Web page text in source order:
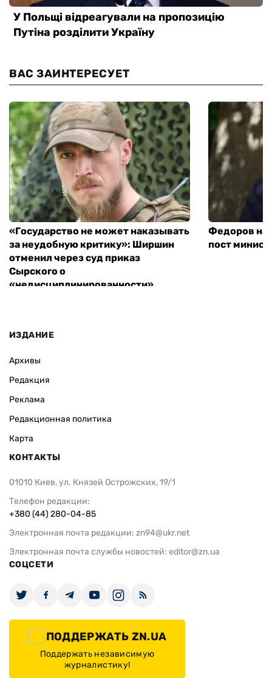
ВАС ЗАИНТЕРЕСУЕТ
«Государство не может наказывать
за неудобную критику»: Ширшин
отменил через суд приказ
Сырского о
«недисциплинированности»
Федоров
пост
ИЗДАНИЕ
Архивы
Редакция
Реклама
Редакционная политика
Карта
КОНТАКТЫ
01010 Киев, ул. Князей Острожских, 19/1
Телефон редакции:
+380 (44) 280-04-85
Электронная почта редакции: zn94@ukr.net
Электронная почта службы новостей: editor@zn.ua
СОЦСЕТИ
ПОДДЕРЖАТЬ ZN.UA
Поддержать независимую
журналистику!